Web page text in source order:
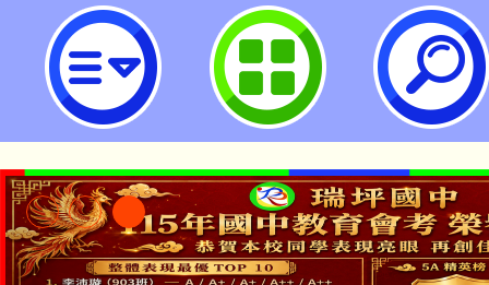
主旨：轉知國立臺灣歷史博物館辦
年圓夢計畫學校年度專案」，詳如
桃園市立瑞坪國民中學